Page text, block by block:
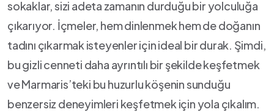
sokaklar, sizi‌ adeta⁢ zamanın durduğu​ bir yolculuğa
çıkarıyor. İçmeler, hem dinlenmek hem de doğanın
tadını çıkarmak ⁢isteyenler ⁣için ideal bir ​durak.⁤ Şimdi,‍
bu gizli cenneti daha ayrıntılı bir şekilde ‍keşfetmek‌
ve ‍Marmaris’teki bu huzurlu‍ köşenin sunduğu
benzersiz deneyimleri keşfetmek için ‌yola çıkalım.